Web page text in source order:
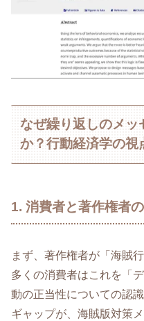
なぜ繰り返しのメッ
か？行動経済学の視
1. 消費者と著作権者
まず、著作権者が「海賊
多くの消費者はこれを「
動の正当性についての認
ギャップが、海賊版対策